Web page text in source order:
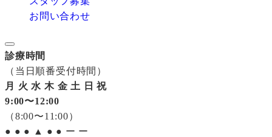
お問い合わせ
診療時間
（当日順番受付時間）
月
火 水 木 金 土 日 祝
9:00〜12:00
（8:00〜11:00）
● ● ● ▲ ● ● ー ー